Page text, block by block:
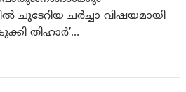
ചൂടേറിയ ചർച്ചാ വിഷയമായി
തിഹാർ’…